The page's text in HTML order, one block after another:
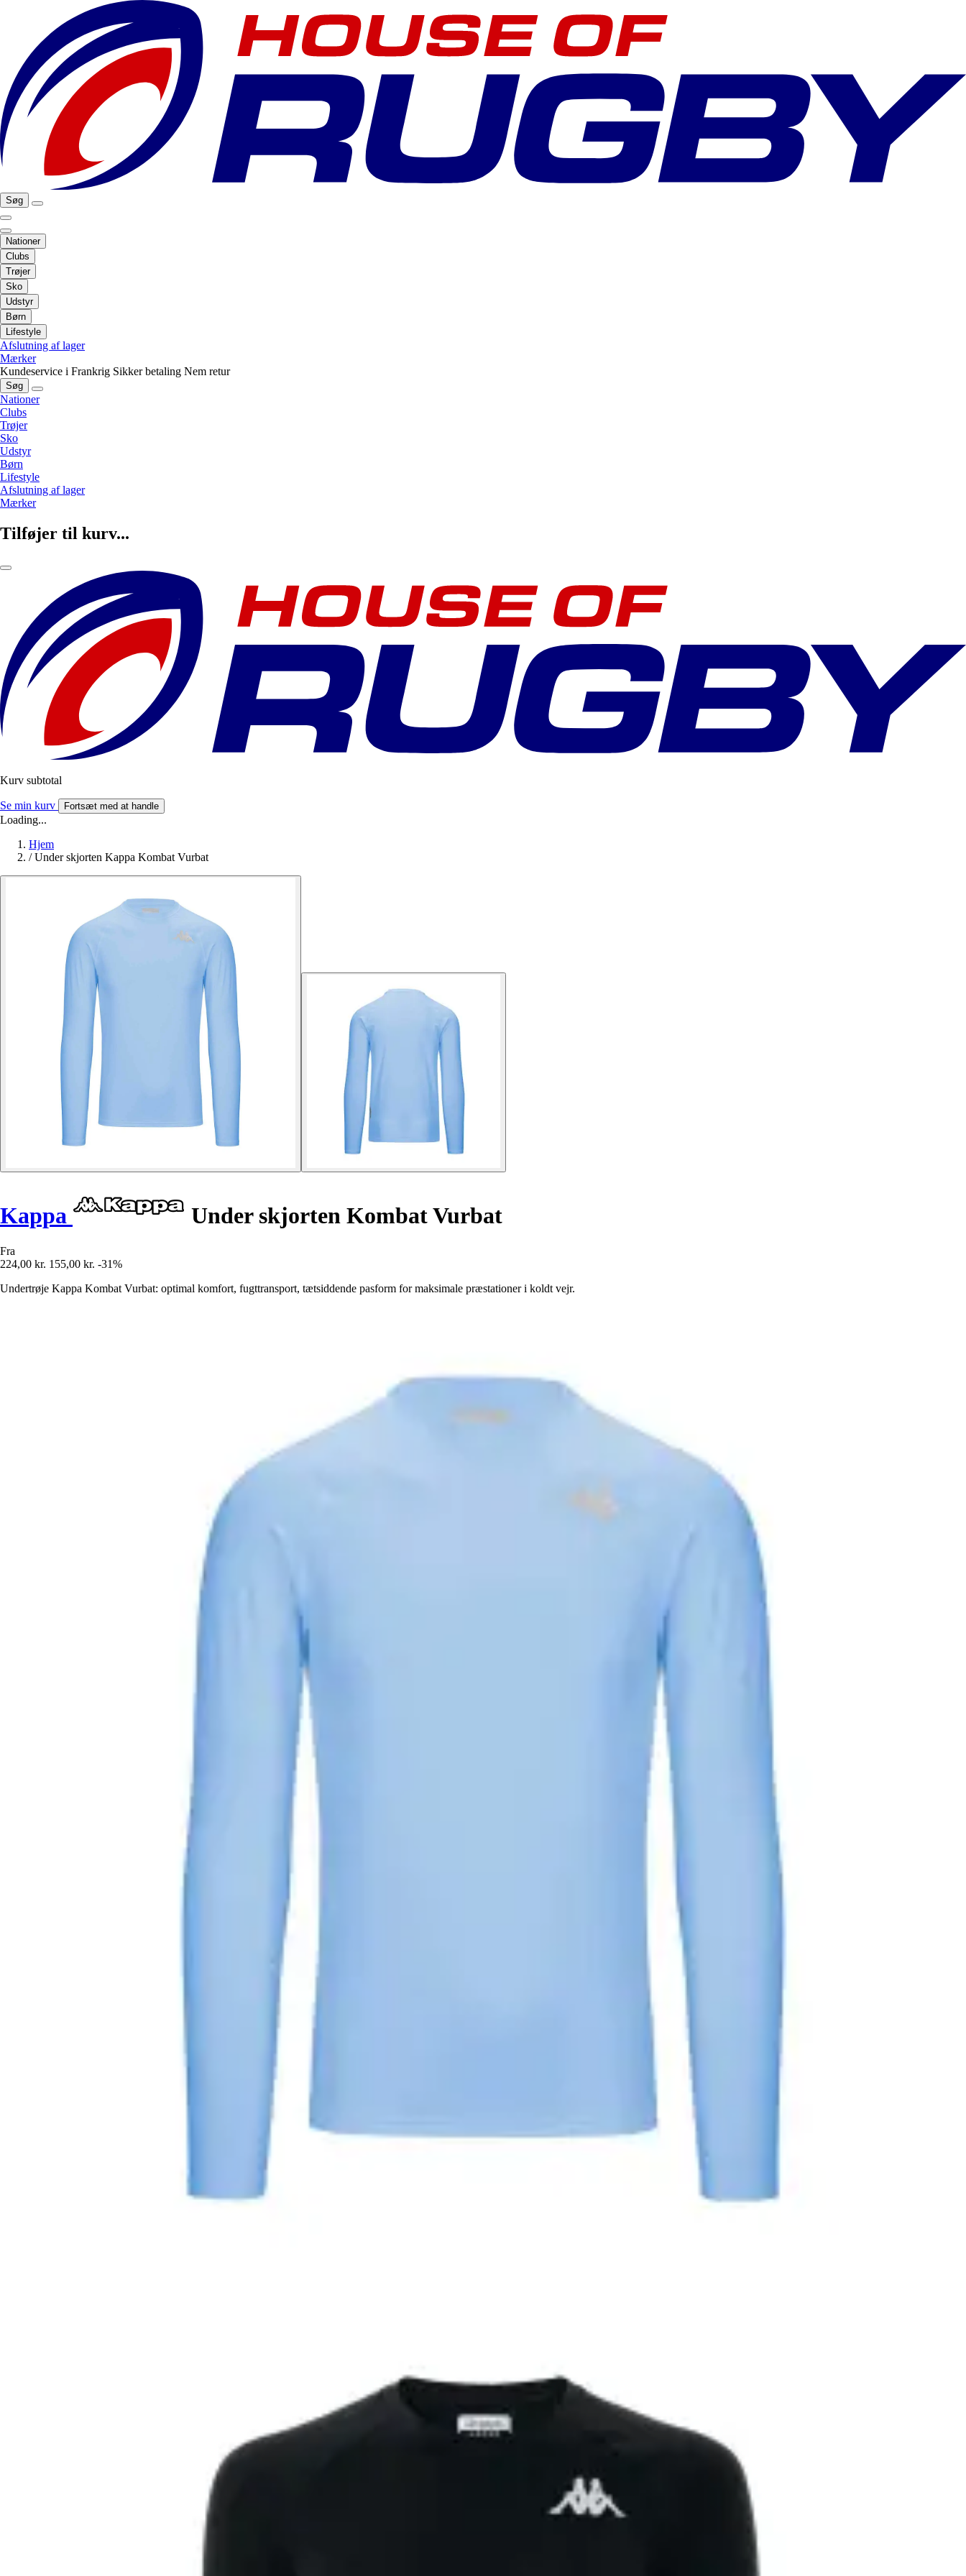
Søg
Nationer
Clubs
Trøjer
Sko
Udstyr
Børn
Lifestyle
Afslutning af lager
Mærker
Kundeservice i Frankrig Sikker betaling Nem retur
Søg
Nationer
Clubs
Trøjer
Sko
Udstyr
Børn
Lifestyle
Afslutning af lager
Mærker
Tilføjer til kurv...
Kurv subtotal
Se min kurv Fortsæt med at handle
Loading...
Hjem
/ Under skjorten Kappa Kombat Vurbat
Kappa Under skjorten Kombat Vurbat
Fra
224,00 kr. 155,00 kr. -31%
Undertrøje Kappa Kombat Vurbat: optimal komfort, fugttransport, tætsiddende pasform for maksimale præstationer i koldt vejr.